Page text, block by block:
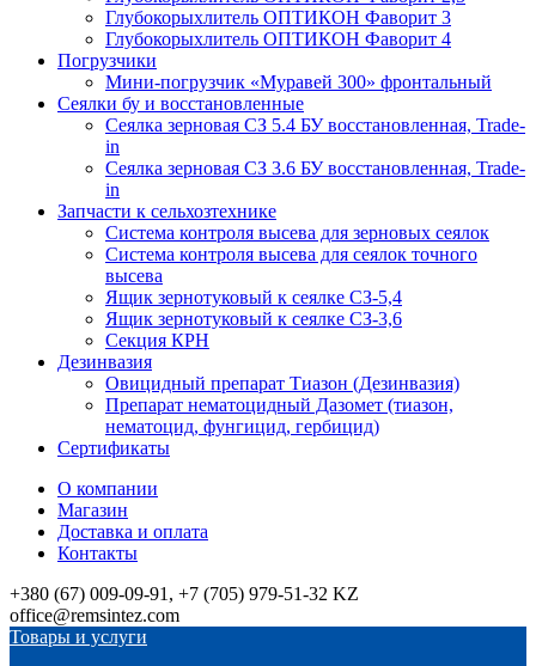
Глубокорыхлитель ОПТИКОН Фаворит 3
Глубокорыхлитель ОПТИКОН Фаворит 4
Погрузчики
Мини-погрузчик «Муравей 300» фронтальный
Сеялки бу и восстановленные
Сеялка зерновая СЗ 5.4 БУ восстановленная, Trade-
in
Сеялка зерновая СЗ 3.6 БУ восстановленная, Trade-
in
Запчасти к сельхозтехнике
Система контроля высева для зерновых сеялок
Система контроля высева для сеялок точного
высева
Ящик зернотуковый к сеялке СЗ-5,4
Ящик зернотуковый к сеялке СЗ-3,6
Секция КРН
Дезинвазия
Овицидный препарат Тиазон (Дезинвазия)
Препарат нематоцидный Дазомет (тиазон,
нематоцид, фунгицид, гербицид)
Сертификаты
О компании
Магазин
Доставка и оплата
Контакты
+380 (67) 009-09-91, +7 (705) 979-51-32 KZ
office@remsintez.com
Товары и услуги